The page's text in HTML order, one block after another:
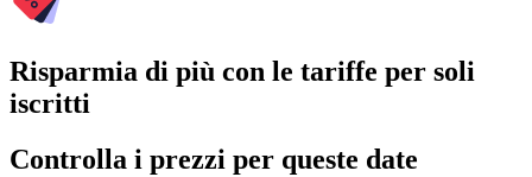
Risparmia di più con le tariffe per soli
iscritti
Controlla i prezzi per queste date